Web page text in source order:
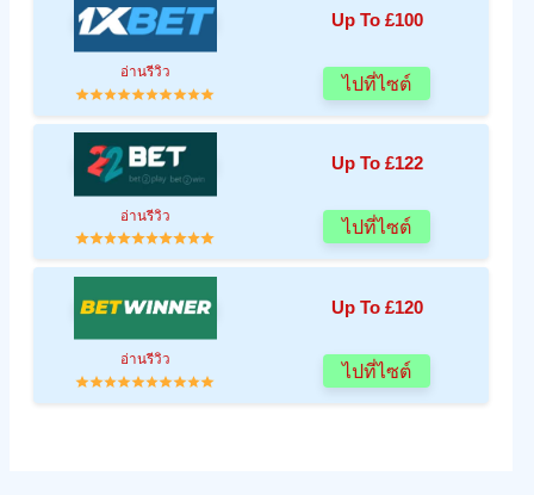
Up To £100
อ่านรีวิว
ไปที่ไซต์
Up To £122
อ่านรีวิว
ไปที่ไซต์
Up To £120
อ่านรีวิว
ไปที่ไซต์